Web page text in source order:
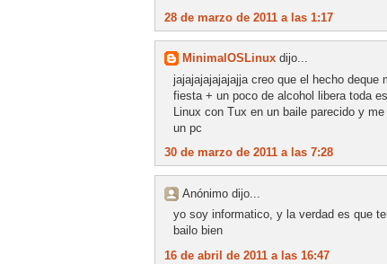
28 de marzo de 2011 a las 1:17
MinimalOSLinux dijo...
jajajajajajajajja creo que el hecho
fiesta + un poco de alcohol libera toda
Linux con Tux en un baile parecido y
un pc
30 de marzo de 2011 a las 7:28
Anónimo dijo...
yo soy informatico, y la verdad es que
bailo bien
16 de abril de 2011 a las 16:47